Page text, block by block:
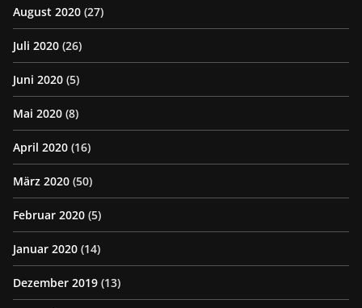
August 2020 (27)
Juli 2020 (26)
Juni 2020 (5)
Mai 2020 (8)
April 2020 (16)
März 2020 (50)
Februar 2020 (5)
Januar 2020 (14)
Dezember 2019 (13)